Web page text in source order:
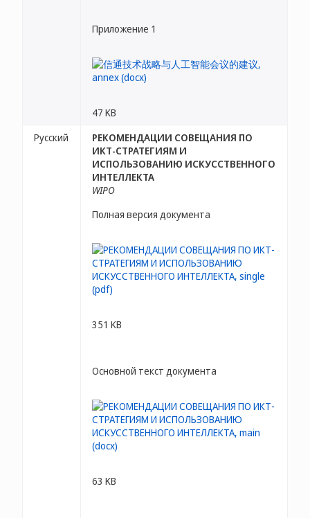
Приложение 1
47 KB
Русский
РЕКОМЕНДАЦИИ СОВЕЩАНИЯ ПО
ИКТ-СТРАТЕГИЯМ И
ИСПОЛЬЗОВАНИЮ ИСКУССТВЕННОГО
ИНТЕЛЛЕКТА
WIPO
Полная версия документа
351 KB
Основной текст документа
63 KB